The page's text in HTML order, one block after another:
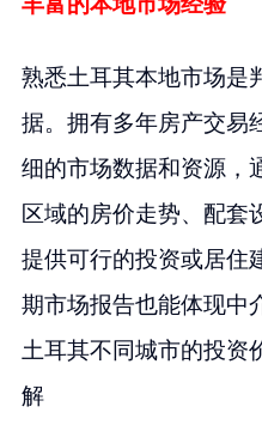
熟悉土耳其本地市场是
据。拥有多年房产交易
细的市场数据和资源，
区域的房价走势、配套
提供可行的投资或居住
期市场报告也能体现中
土耳其不同城市的投资
解